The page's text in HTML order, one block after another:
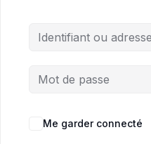
Me garder connecté